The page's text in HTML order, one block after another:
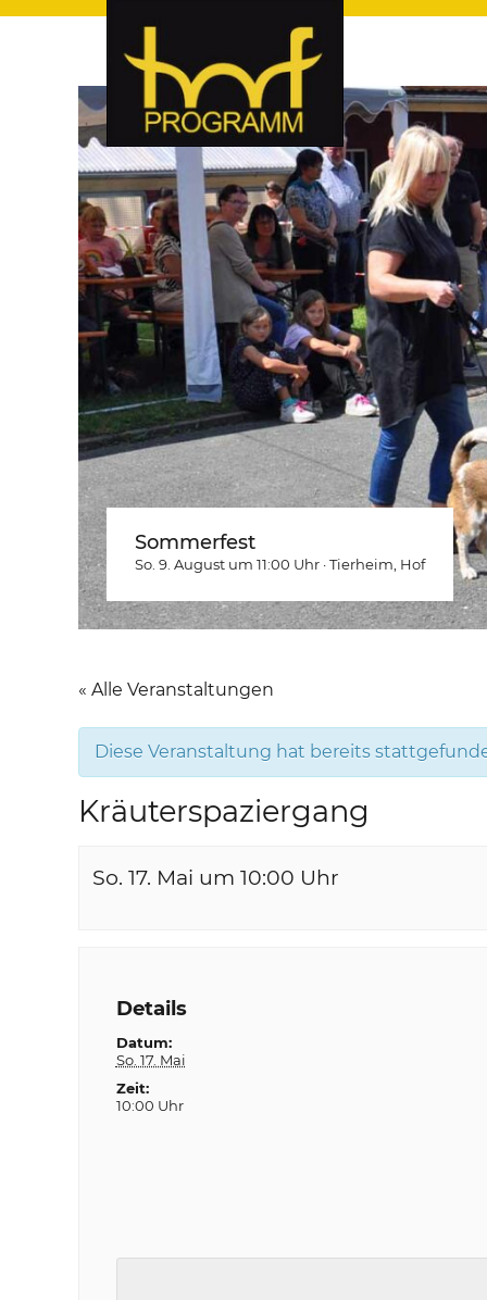
hof-programm – das
hof-programm – das Veranstaltungsportal für Hof und
Sommerfest
So. 9. August um 11:00 Uhr ·Tierheim , Hof
« Alle Veranstaltungen
Diese Veranstaltung hat bereits
Kräuterspaziergang
So. 17. Mai um 10:00 Uhr
Details
Datum:
So. 17. Mai
Zeit:
10:00 Uhr